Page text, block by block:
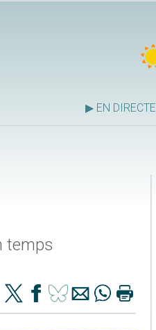
▶ EN DIRECTE
temps